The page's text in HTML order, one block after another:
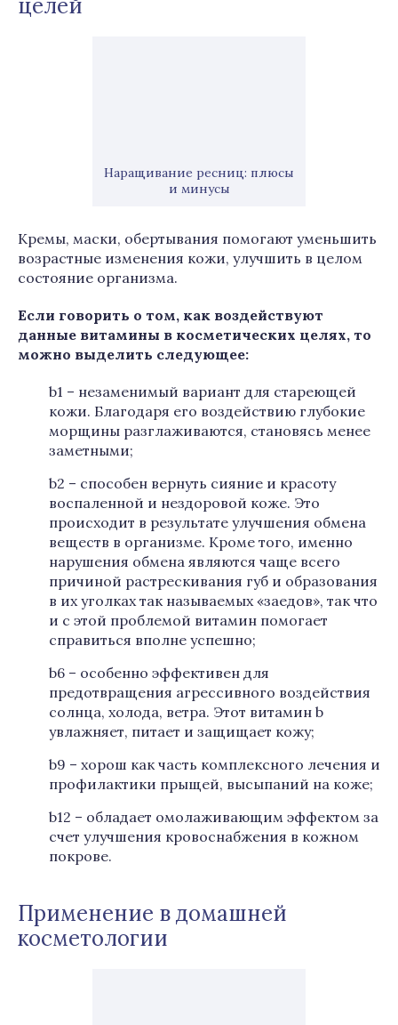
целей
Наращивание ресниц: плюсы
и минусы
Кремы, маски, обертывания помогают уменьшить
возрастные изменения кожи, улучшить в целом
состояние организма.
Если говорить о том, как воздействуют
данные витамины в косметических целях, то
можно выделить следующее:
b1 – незаменимый вариант для стареющей
кожи. Благодаря его воздействию глубокие
морщины разглаживаются, становясь менее
заметными;
b2 – способен вернуть сияние и красоту
воспаленной и нездоровой коже. Это
происходит в результате улучшения обмена
веществ в организме. Кроме того, именно
нарушения обмена являются чаще всего
причиной растрескивания губ и образования
в их уголках так называемых «заедов», так что
и с этой проблемой витамин помогает
справиться вполне успешно;
b6 – особенно эффективен для
предотвращения агрессивного воздействия
солнца, холода, ветра. Этот витамин b
увлажняет, питает и защищает кожу;
b9 – хорош как часть комплексного лечения и
профилактики прыщей, высыпаний на коже;
b12 – обладает омолаживающим эффектом за
счет улучшения кровоснабжения в кожном
покрове.
Применение в домашней
косметологии